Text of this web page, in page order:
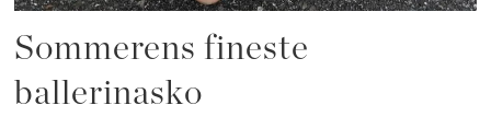
Sommerens fineste
ballerinasko